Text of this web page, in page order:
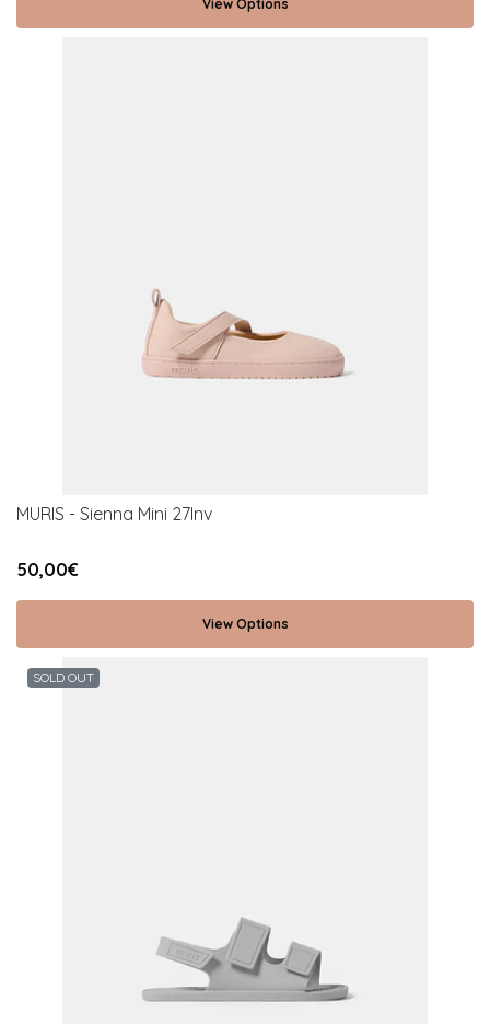
View Options
MURIS - Sienna Mini 27Inv
50,00€
View Options
SOLD OUT